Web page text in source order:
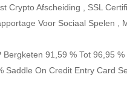
Crypto Afscheiding , SSL
Voor Sociaal Spelen ,
91,59 % Tot 96,95 %
On Credit Entry Card